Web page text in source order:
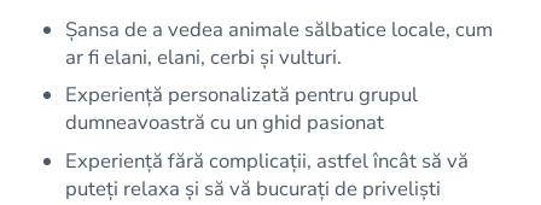
Șansa de a vedea animale sălbatice locale, cum
ar fi elani, elani, cerbi și vulturi.
Experiență personalizată pentru grupul
dumneavoastră cu un ghid pasionat
Experiență fără complicații, astfel încât să vă
puteți relaxa și să vă bucurați de priveliști